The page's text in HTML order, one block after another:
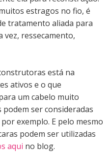
estragos no fio, é
tratamento aliada para
vez, ressecamento,
está na
ativos e o que
um cabelo muito
ser consideradas
exemplo. E pelo mesmo
podem ser utilizadas
aqui no blog.